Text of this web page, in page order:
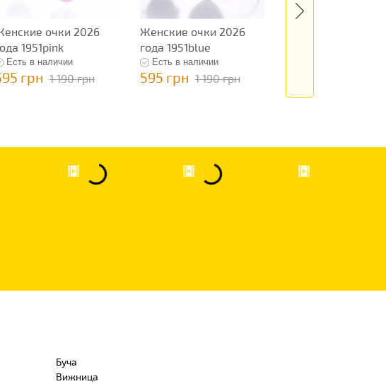
очки 2026
1951pink
Есть в наличии
грн 1 190 грн
Женские очки 2026
года 1951blue
Есть в наличии
595 грн 1 190 грн
Буча
Вижница